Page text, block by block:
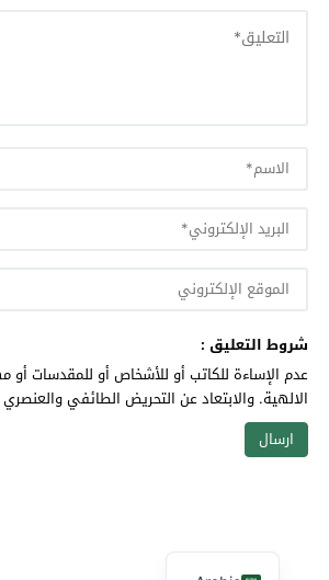
شروط التعليق :
عدم الإساءة للكاتب أو للأشخاص أو للمقدسات أو
الالهية. والابتعاد عن التحريض الطائفي